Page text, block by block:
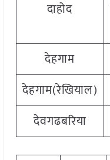
दाहोद
देहगाम
देहगाम(रेखियाल)
देवगढबरिया